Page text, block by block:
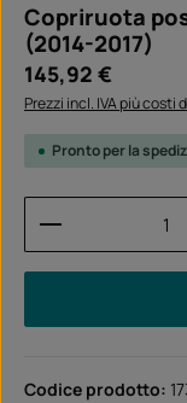
Copriruota
(2014-2017)
Prezzo normale:
145,92 €
Prezzi incl. IVA più costi
Pronto per la
Quantità del
Codice prodotto: